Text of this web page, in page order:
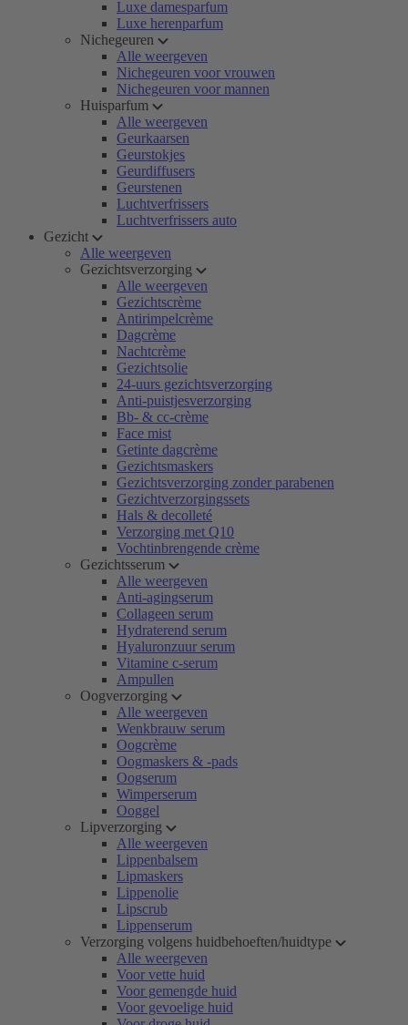
Luxe damesparfum
Luxe herenparfum
Nichegeuren
Alle weergeven
Nichegeuren voor vrouwen
Nichegeuren voor mannen
Huisparfum
Alle weergeven
Geurkaarsen
Geurstokjes
Geurdiffusers
Geurstenen
Luchtverfrissers
Luchtverfrissers auto
Gezicht
Alle weergeven
Gezichtsverzorging
Alle weergeven
Gezichtscrème
Antirimpelcrème
Dagcrème
Nachtcrème
Gezichtsolie
24-uurs gezichtsverzorging
Anti-puistjesverzorging
Bb- & cc-crème
Face mist
Getinte dagcrème
Gezichtsmaskers
Gezichtsverzorging zonder parabenen
Gezichtverzorgingssets
Hals & decolleté
Verzorging met Q10
Vochtinbrengende crème
Gezichtsserum
Alle weergeven
Anti-agingserum
Collageen serum
Hydraterend serum
Hyaluronzuur serum
Vitamine c-serum
Ampullen
Oogverzorging
Alle weergeven
Wenkbrauw serum
Oogcrème
Oogmaskers & -pads
Oogserum
Wimperserum
Ooggel
Lipverzorging
Alle weergeven
Lippenbalsem
Lipmaskers
Lippenolie
Lipscrub
Lippenserum
Verzorging volgens huidbehoeften/huidtype
Alle weergeven
Voor vette huid
Voor gemengde huid
Voor gevoelige huid